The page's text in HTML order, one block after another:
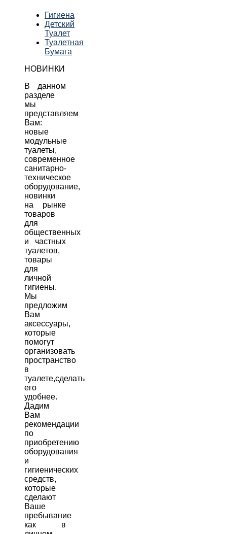
Гигиена
Детский
Туалет
Туалетная
Бумага
НОВИНКИ
В данном
разделе
мы
представляем
Вам:
новые
модульные
туалеты,
современное
санитарно-
техническое
оборудование,
новинки
на рынке
товаров
для
общественных
и частных
туалетов,
товары
для
личной
гигиены.
Мы
предложим
Вам
аксессуары,
которые
помогут
организовать
пространство
в
туалете,сделать
его
удобнее.
Дадим
Вам
рекомендации
по
приобретению
оборудования
и
гигиенических
средств,
которые
сделают
Ваше
пребывание
как в